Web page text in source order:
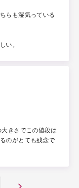
らも湿気っている
い。
きさでこの値段は
のがとても残念で